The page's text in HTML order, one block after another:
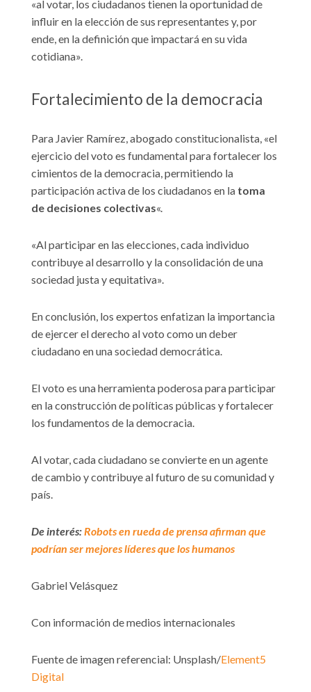
«al votar, los ciudadanos tienen la oportunidad de
influir en la elección de sus representantes y, por
ende, en la definición que impactará en su vida
cotidiana».
Fortalecimiento de la democracia
Para Javier Ramírez, abogado constitucionalista, «el
ejercicio del voto es fundamental para fortalecer los
cimientos de la democracia, permitiendo la
participación activa de los ciudadanos en la toma
de decisiones colectivas«.
«Al participar en las elecciones, cada individuo
contribuye al desarrollo y la consolidación de una
sociedad justa y equitativa».
En conclusión, los expertos enfatizan la importancia
de ejercer el derecho al voto como un deber
ciudadano en una sociedad democrática.
El voto es una herramienta poderosa para participar
en la construcción de políticas públicas y fortalecer
los fundamentos de la democracia.
Al votar, cada ciudadano se convierte en un agente
de cambio y contribuye al futuro de su comunidad y
país.
De interés: Robots en rueda de prensa afirman que
podrían ser mejores líderes que los humanos
Gabriel Velásquez
Con información de medios internacionales
Fuente de imagen referencial: Unsplash/Element5
Digital